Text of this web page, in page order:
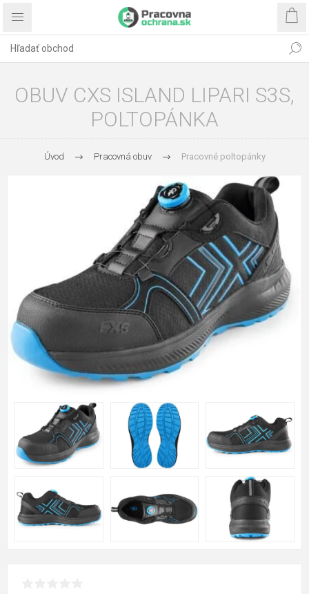
OBUV CXS ISLAND LIPARI S3S,
POLTOPÁNKA
Úvod Pracovná obuv Pracovné poltopánky